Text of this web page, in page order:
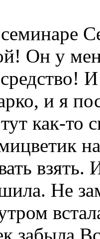
Он у
и я
как-то
взять.
Не
забыла